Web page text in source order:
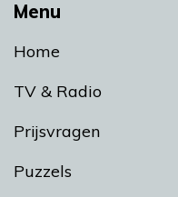
Menu
Home
TV & Radio
Prijsvragen
Puzzels